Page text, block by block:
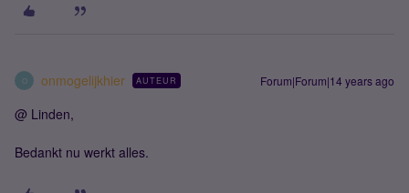
O onmogelijkhier AUTEUR Forum|Forum|14 years ago
@ Linden,
Bedankt nu werkt alles.